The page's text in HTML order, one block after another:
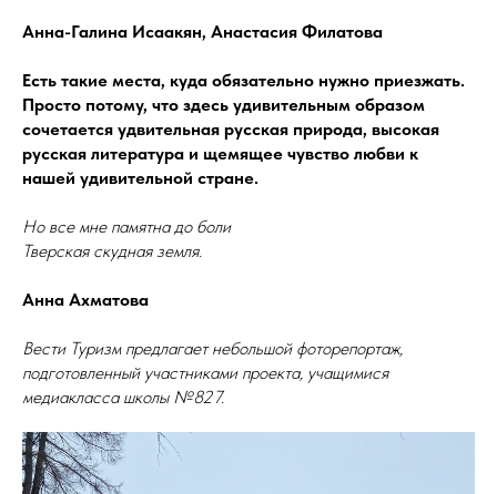
Анна-Галина Исаакян, Анастасия Филатова
Есть такие места, куда обязательно нужно приезжать.
Просто потому, что здесь удивительным образом
сочетается удвительная русская природа, высокая
русская литература и щемящее чувство любви к
нашей удивительной стране.
Но все мне памятна до боли
Тверская скудная земля.
Анна Ахматова
Вести Туризм предлагает небольшой фоторепортаж,
подготовленный участниками проекта, учащимися
медиакласса школы №827.